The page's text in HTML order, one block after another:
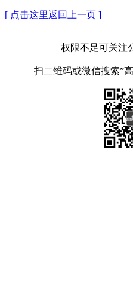
[ 点击这里返回上一页 ]
权限不足可关注
扫二维码或微信搜索”